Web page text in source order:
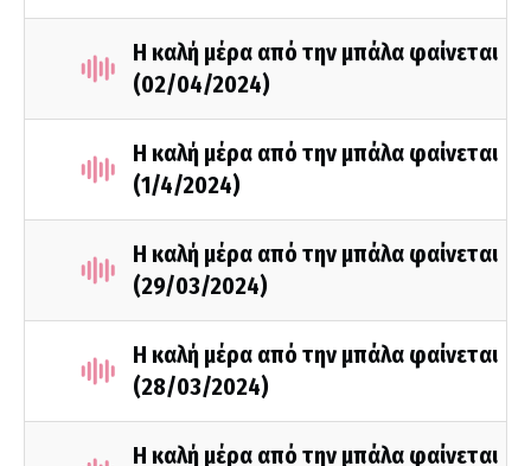
Η καλή μέρα από την μπάλα φαίνεται
(02/04/2024)
Η καλή μέρα από την μπάλα φαίνεται
(1/4/2024)
Η καλή μέρα από την μπάλα φαίνεται
(29/03/2024)
Η καλή μέρα από την μπάλα φαίνεται
(28/03/2024)
Η καλή μέρα από την μπάλα φαίνεται